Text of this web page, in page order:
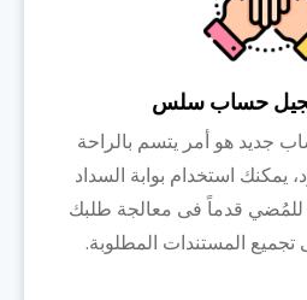
حساب سلس
جديد هو أمر يتسم بالراحة
يمكنك استخدام بوابة السداد
للمُضي قدماً فى معالجة طلبك
المستندات المطلوبة.